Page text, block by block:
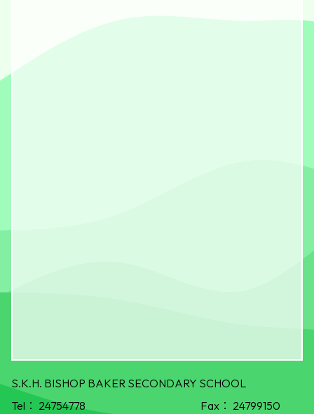
S.K.H. BISHOP BAKER SECONDARY SCHOOL
Tel： 24754778 Fax： 24799150